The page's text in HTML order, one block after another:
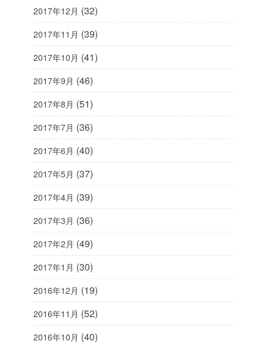
2017年12月 (32)
2017年11月 (39)
2017年10月 (41)
2017年9月 (46)
2017年8月 (51)
2017年7月 (36)
2017年6月 (40)
2017年5月 (37)
2017年4月 (39)
2017年3月 (36)
2017年2月 (49)
2017年1月 (30)
2016年12月 (19)
2016年11月 (52)
2016年10月 (40)